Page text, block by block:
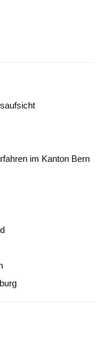
im Kanton Bern